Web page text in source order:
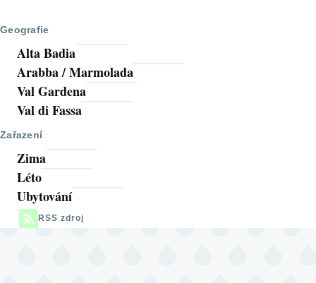
Geografie
Alta Badia
Arabba / Marmolada
Val Gardena
Val di Fassa
Zařazení
Zima
Léto
Ubytování
RSS zdroj